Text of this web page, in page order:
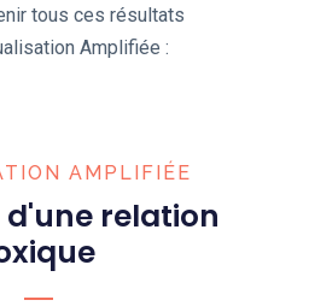
tous ces résultats
Amplifiée :
AMPLIFIÉE
d'une relation